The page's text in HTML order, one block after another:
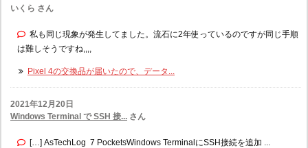
いくら さん
私も同じ現象が発生してました。流石に2年使っているのですが同じ手順
は難しそうですね,,,,
Pixel 4の交換品が届いたので、データ...
2021年12月20日
Windows Terminal で SSH 接... さん
[…] AsTechLog 7 PocketsWindows TerminalにSSH接続を追加 ...